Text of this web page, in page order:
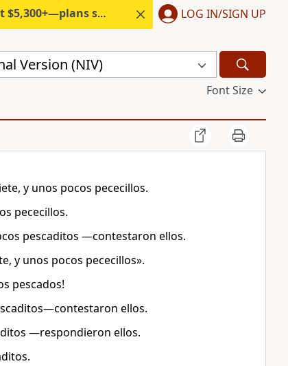
start under $6/month. LOG IN/SIGN UP
Version (NIV)
Font Size
y unos pocos pececillos.
pececillos.
pescaditos —contestaron ellos.
y unos pocos pececillos».
pescados!
ellos.
—respondieron ellos.